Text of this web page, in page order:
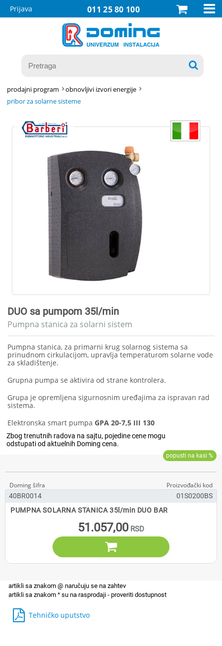
011 25 80 100
Prijava 

prodajni program
obnovljivi izvori energije
pribor za solarne sisteme
DUO sa pumpom 35l/min
Pumpna stanica za solarni sistem
Pumpna stanica, za primarni krug solarnog sistema sa
prinudnom cirkulacijom, upravlja temperaturom solarne vode
za skladištenje.
Grupna pumpa se aktivira od strane kontrolera.
Grupa je opremljena sigurnosnim uređajima za ispravan rad
sistema.
Elektronska smart pumpaGPA 20-7,5 III 130
40BR0014
01S0200BS
PUMPNA SOLARNA STANICA 35l/min DUO BAR
51.057,00

Tehničko uputstvo